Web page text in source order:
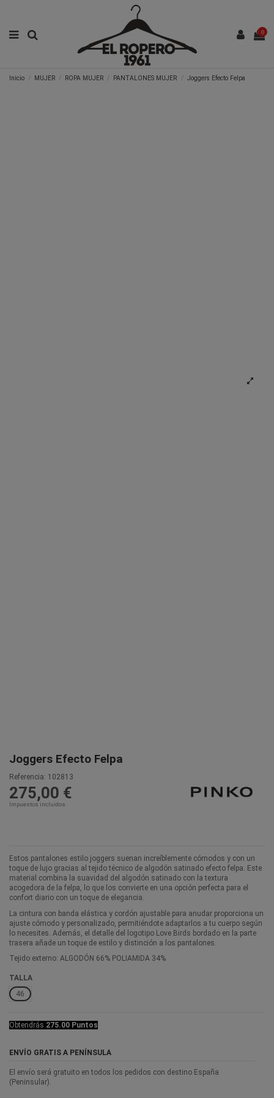
0
Inicio MUJER ROPA MUJER PANTALONES MUJER Joggers Efecto Felpa
Joggers Efecto Felpa
Referencia: 102813
275,00 €
Impuestos incluidos
Estos pantalones estilo joggers suenan increíblemente cómodos y con un
toque de lujo gracias al tejido técnico de algodón satinado efecto felpa. Este
material combina la suavidad del algodón satinado con la textura
acogedora de la felpa, lo que los convierte en una opción perfecta para el
confort diario con un toque de elegancia.
La cintura con banda elástica y cordón ajustable para anudar proporciona un
ajuste cómodo y personalizado, permitiéndote adaptarlos a tu cuerpo según
lo necesites. Además, el detalle del logotipo Love Birds bordado en la parte
trasera añade un toque de estilo y distinción a los pantalones.
Tejido externo: ALGODÓN 66% POLIAMIDA 34%
TALLA
46
Obtendrás 275.00 Puntos
ENVÍO GRATIS A PENÍNSULA
El envío será gratuito en todos los pedidos con destino España
(Peninsular).